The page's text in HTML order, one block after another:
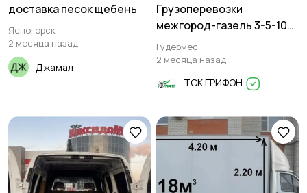
доставка песок щебень
Ясногорск
2 месяца назад
Джамал
Грузоперевозки
межгород-газель 3-5-10
тонн
Гудермес
2 месяца назад
ТСК ГРИФОН